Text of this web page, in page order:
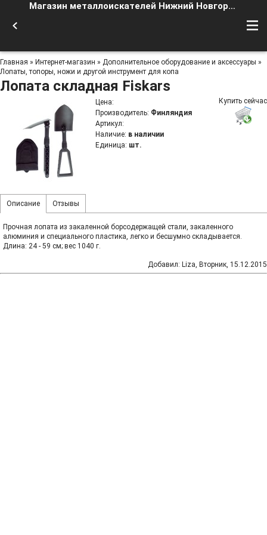
Магазин металлоискателей Нижний Новгород
Главная » Интернет-магазин » Дополнительное оборудование и аксессуары »
Лопаты, топоры, ножи и другой инструмент для копа
Лопата складная Fiskars
Цена:
Производитель: Финляндия
Артикул:
Наличие: в наличии
Единица: шт.
Купить сейчас
Описание Отзывы
Прочная лопата из закаленной борсодержащей стали, закаленного
алюминия и специального пластика, легко и бесшумно складывается.
Длина: 24 - 59 см; вес 1040 г.
Добавил: Liza, Вторник, 15.12.2015